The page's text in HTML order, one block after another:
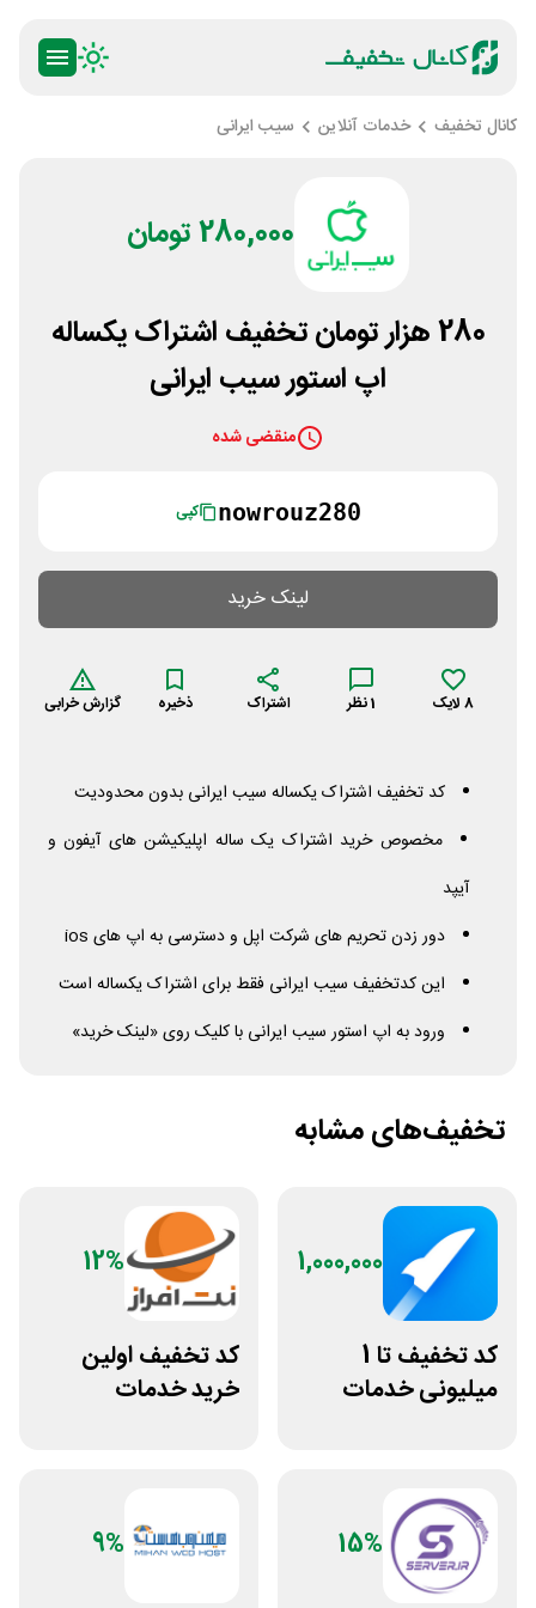
کانال تخفیف خدمات آنلاین سیب ایرانی
280,000 تومان
280 هزار تومان تخفیف اشتراک یکساله
اپ استور سیب ایرانی
منقضی شده
nowrouz280 کپی
لینک خرید
8لایک 1نظر اشتراک ذخیره گزارش خرابی
کد تخفیف اشتراک یکساله سیب ایرانی بدون محدودیت
مخصوص خرید اشتراک یک ساله اپلیکیشن های آیفون و
آیپد
دور زدن تحریم های شرکت اپل و دسترسی به اپ های ios
این کدتخفیف سیب ایرانی فقط برای اشتراک یکساله است
ورود به اپ استور سیب ایرانی با کلیک روی «لینک خرید»
تخفیف‌های مشابه
1,000,000
کد تخفیف تا 1
میلیونی خدمات
12%
کد تخفیف اولین
خرید خدمات
15%
9%